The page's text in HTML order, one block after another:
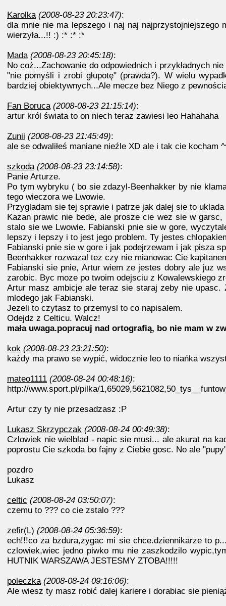
Karolka (2008-08-23 20:23:47):
dla mnie nie ma lepszego i naj naj
wierzyła...!! :) :* :* :*
Mada (2008-08-23 20:45:18):
No coż...Zachowanie do odpowiednich i przykładnych
"nie pomyśli i zrobi głupotę" (prawda?). W wielu
bardziej obiektywnych...Ale mecze bez Niego z
Fan Boruca (2008-08-23 21:15:14):
artur król świata to on niech teraz zawiesi leo Hahahaha
Zunii (2008-08-23 21:45:49):
ale se odwaliłeś maniane nieźle XD ale i tak cie kocham
szkoda (2008-08-23 23:14:58):
Panie Arturze.
Po tym wybryku ( bo sie zdazyl-Beenhakker by nie
tego wieczora we Lwowie.
Przygladam sie tej sprawie i patrze jak dalej sie to
Kazan prawic nie bede, ale prosze cie wez sie w
stalo sie we Lwowie. Fabianski pnie sie w gore,
lepszy i lepszy i to jest jego problem. Ty jestes
Fabianski pnie sie w gore i jak podejrzewam i jak pisza
Beenhakker rozwazal tez czy nie mianowac Cie
Fabianski sie pnie, Artur wiem ze jestes dobry ale juz
zarobic. Byc moze po twoim odejsciu z Kowalewskiego
Artur masz ambicje ale teraz sie staraj zeby nie upasc.
mlodego jak Fabianski.
Jezeli to czytasz to przemysl to co napisalem.
Odejdz z Celticu. Walcz!
mała uwaga.popracuj nad ortografią, bo nie mam w
kok (2008-08-23 23:21:50):
każdy ma prawo se wypić, widocznie leo to niańka
mateo1111 (2008-08-24 00:48:16):
http://www.sport.pl/pilka/
Artur czy ty nie przesadzasz :P
Lukasz Skrzypczak (2008-08-24 00:49:38):
Czlowiek nie wielblad - napic sie musi... ale akurat na
poprostu Cie szkoda bo fajny z Ciebie gosc. No ale
pozdro
Lukasz
celtic (2008-08-24 03:50:07):
czemu to ??? co cie zstalo ???
zefir(L) (2008-08-24 05:36:59):
ech!!!co za bzdura,zygac mi sie chce.dziennikarze to
czlowiek,wiec jedno piwko mu nie zaszkodzilo
HUTNIK WARSZAWA JESTESMY ZTOBA!!!!!
poleczka (2008-08-24 09:16:06):
Ale wiesz ty masz robić dalej kariere i dorabiac sie